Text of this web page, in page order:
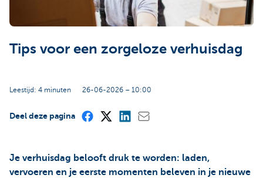
Brussels
Tips voor een zorgeloze verhuisdag
Leestijd: 4 minuten 26-06-2026 – 10:00
Deel deze pagina
Je verhuisdag belooft druk te worden: laden,
vervoeren en je eerste momenten beleven in je nieuwe